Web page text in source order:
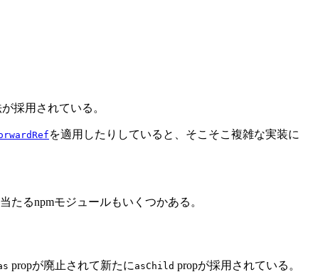
採用されている。
を適用したりしていると、そこそこ複雑な実装に
るnpmモジュールもいくつかある。
propが廃止されて新たに asChild propが採用されている。